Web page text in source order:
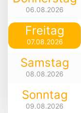
06.08.2026
Freitag
07.08.2026
Samstag
08.08.2026
Sonntag
09.08.2026